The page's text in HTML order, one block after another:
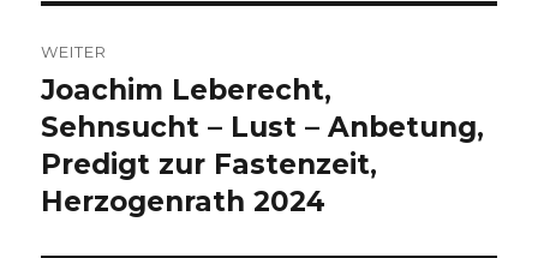
WEITER
Nächster
Beitrag:
Joachim Leberecht,
Sehnsucht – Lust – Anbetung,
Predigt zur Fastenzeit,
Herzogenrath 2024